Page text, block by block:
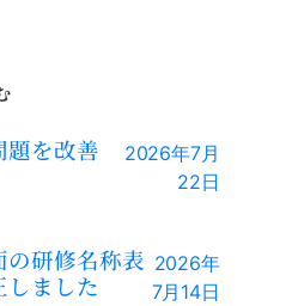
題を改善
2026年7月
22日
研修名称表
ました
2026年
7月14日